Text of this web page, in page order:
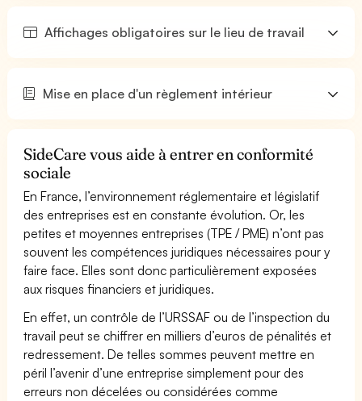
Affichages obligatoires sur le lieu de travail
Mise en place d'un règlement intérieur
SideCare vous aide à entrer en conformité
sociale
En France, l’environnement réglementaire et législatif
des entreprises est en constante évolution. Or, les
petites et moyennes entreprises (TPE / PME) n’ont pas
souvent les compétences juridiques nécessaires pour y
faire face. Elles sont donc particulièrement exposées
aux risques financiers et juridiques.
En effet, un contrôle de l’URSSAF ou de l’inspection du
travail peut se chiffrer en milliers d’euros de pénalités et
redressement. De telles sommes peuvent mettre en
péril l’avenir d’une entreprise simplement pour des
erreurs non décelées ou considérées comme